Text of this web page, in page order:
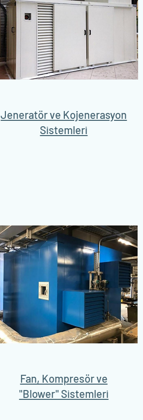
Jeneratör ve Kojenerasyon
Sistemleri
Fan, Kompresör ve
"Blower" Sistemleri